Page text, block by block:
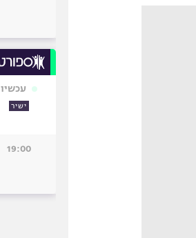
עכשיו
ישיר
19:00